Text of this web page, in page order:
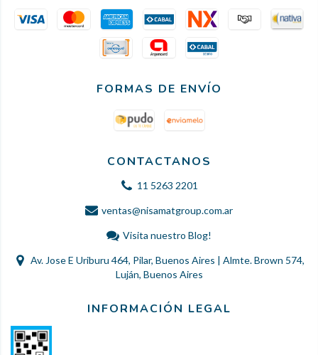
FORMAS DE ENVÍO
CONTACTANOS
11 5263 2201
ventas@nisamatgroup.com.ar
Visita nuestro Blog!
Av. Jose E Uriburu 464, Pilar, Buenos Aires | Almte. Brown 574,
Luján, Buenos Aires
INFORMACIÓN LEGAL